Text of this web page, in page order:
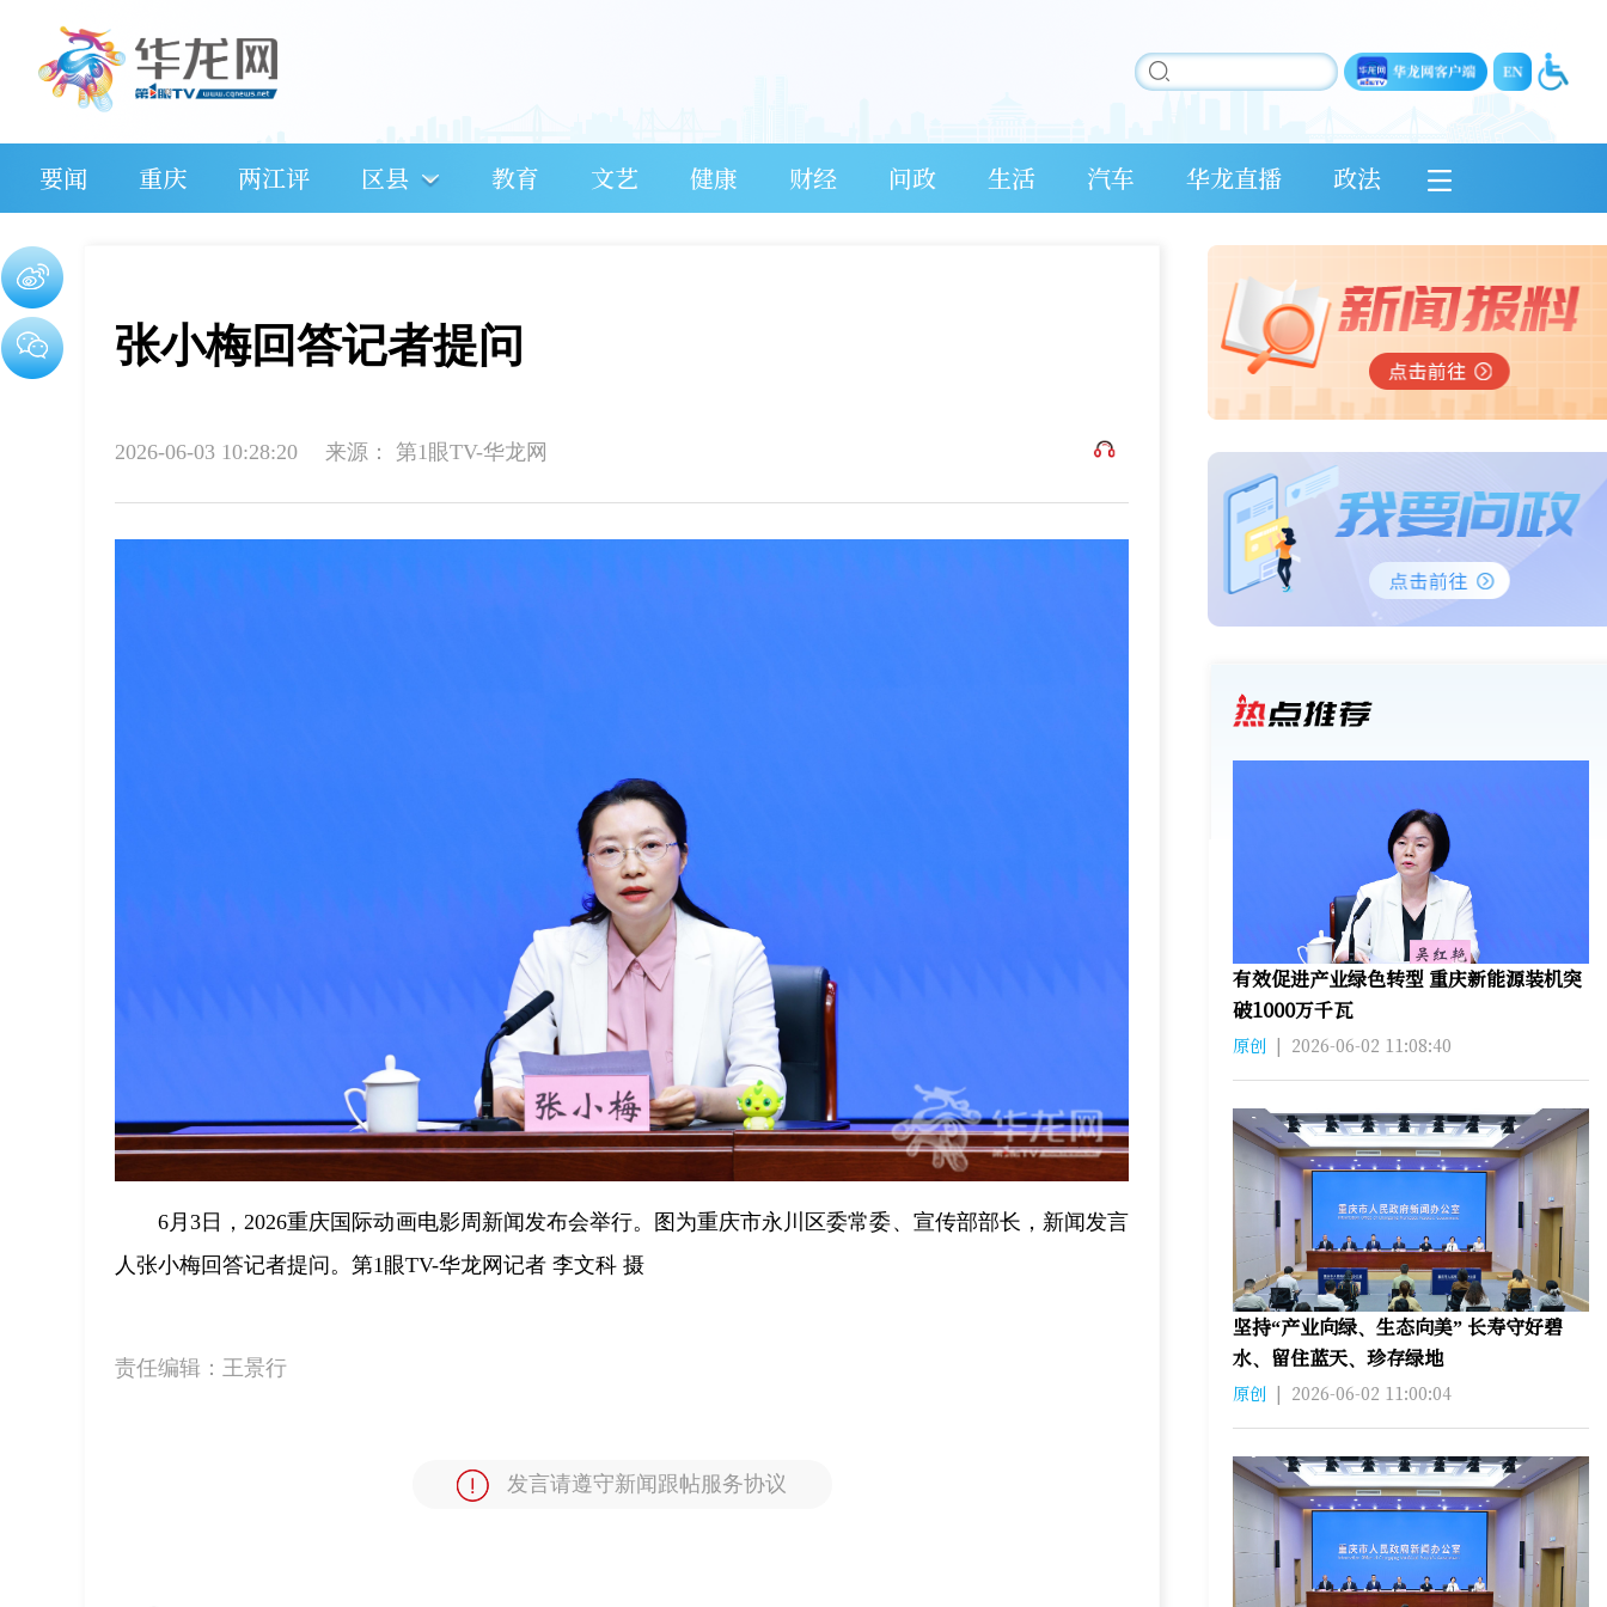
要闻 重庆 两江评 区县 教育 文艺 健康 财经 问政 生活 汽车 华龙直播 政法
张小梅回答记者提问
2026-06-03 10:28:20 来源： 第1眼TV-华龙网
6月3日，2026重庆国际动画电影周新闻发布会举行。图为重庆市永川区委常委、宣传部部长，新闻发言
人张小梅回答记者提问。第1眼TV-华龙网记者 李文科 摄
责任编辑： 王景行
发言请遵守新闻跟帖服务协议
有效促进产业绿色转型 重庆新能源装机突
破1000万千瓦
原创 | 2026-06-02 11:08:40
坚持“产业向绿、生态向美” 长寿守好碧
水、留住蓝天、珍存绿地
原创 | 2026-06-02 11:00:04